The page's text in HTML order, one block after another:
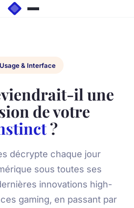
& Interface
il une
de votre
?
décrypte chaque jour
sous toutes ses
innovations high-
gaming, en passant par